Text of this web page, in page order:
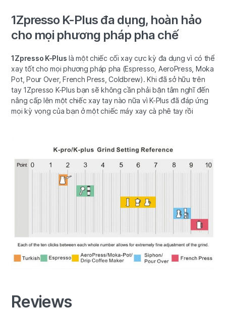
1Zpresso K-Plus đa dụng, hoàn hảo
cho mọi phương pháp pha chế
1Zpresso K-Plus là một chiếc cối xay cực kỳ đa dụng vì có thể
xay tốt cho mọi phương pháp pha (Espresso, AeroPress, Moka
Pot, Pour Over, French Press, Coldbrew). Khi đã sở hữu trên
tay 1Zpresso K-Plus bạn sẽ không cần phải bận tâm nghĩ đến
nâng cấp lên một chiếc xay tay nào nữa vì K-Plus đã đáp ứng
mọi kỳ vọng của bạn ở một chiếc máy xay cà phê tay rồi
Reviews